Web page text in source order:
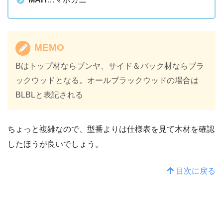
MEMO
Bはトップ材ならブンヤ、サイド＆バック材ならブラ
ックウッドとなる。オールブラックウッドの場合は
BLBLと表記される
ちょっと複雑なので、型番よりは仕様表を見て木材を確認
したほうが良いでしょう。
目次に戻る